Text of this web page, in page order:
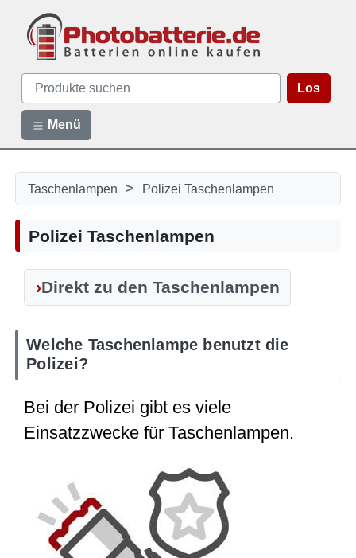
Los
Menü
Taschenlampen > Polizei Taschenlampen
Polizei Taschenlampen
Direkt zu den Taschenlampen
Welche Taschenlampe benutzt die
Polizei?
Bei der Polizei gibt es viele
Einsatzzwecke für Taschenlampen.